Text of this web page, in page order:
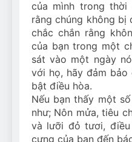
của mình trong
rằng chúng không bị
chắc chắn rằng
của bạn trong một
sát vào một ngày
với họ, hãy đảm
bật điều hòa.
Nếu bạn thấy một
như; Nôn mửa, tiêu
và lưỡi đỏ tươi,
cưng của bạn đến